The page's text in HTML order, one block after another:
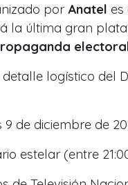
por Anatel
la última gran
logístico del
9 de diciembre de
estelar (entre